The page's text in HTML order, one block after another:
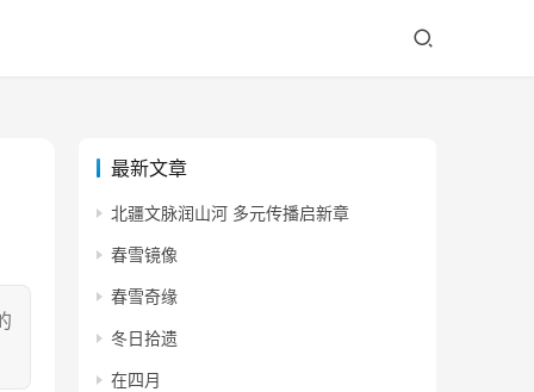
最新文章
北疆文脉润山河 多元传播启新章
春雪镜像
春雪奇缘
冬日拾遗
在四月